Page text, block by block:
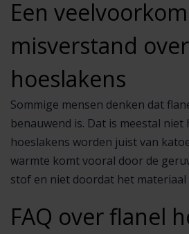
Een
misverstand
hoeslakens
Sommige mensen denken dat
benauwend is. Dat is meestal niet
hoeslakens worden juist van
warmte komt vooral door de
stof en niet doordat het materiaal
FAQ over flanel